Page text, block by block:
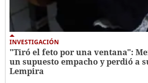
INVESTIGACIÓN
"Tiró el feto por una ventana":
un supuesto empacho y perdió a
Lempira